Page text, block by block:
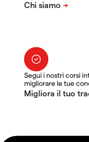
Segui i nostri corsi
migliorare le tue